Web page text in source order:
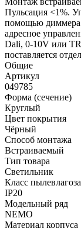
Пульсация <1%.
помощью
адресное
Dali, 0-10V или
поставляется
Общие
Артикул
049785
Форма (сечение)
Круглый
Цвет покрытия
Чёрный
Способ монтажа
Встраиваемый
Тип товара
Светильник
Класс
IP20
Модельный ряд
NEMO
Материал корпуса